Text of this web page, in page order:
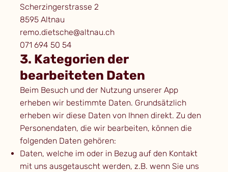
Scherzingerstrasse 2
8595 Altnau
remo.dietsche@altnau.ch
071 694 50 54
3. Kategorien der
bearbeiteten Daten
Beim Besuch und der Nutzung unserer App
erheben wir bestimmte Daten. Grundsätzlich
erheben wir diese Daten von Ihnen direkt. Zu den
Personendaten, die wir bearbeiten, können die
folgenden Daten gehören:
Daten, welche im oder in Bezug auf den Kontakt
mit uns ausgetauscht werden, z.B. wenn Sie uns